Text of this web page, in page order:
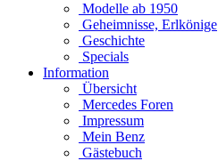
Modelle ab 1950
Geheimnisse, Erlkönige
Geschichte
Specials
Information
Übersicht
Mercedes Foren
Impressum
Mein Benz
Gästebuch